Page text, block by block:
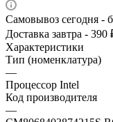
Самовывоз сегодня -
Доставка завтра - 390
Характеристики
Тип (номенклатура)
—
Процессор Intel
Код производителя
—